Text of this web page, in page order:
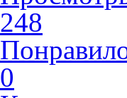
248
0